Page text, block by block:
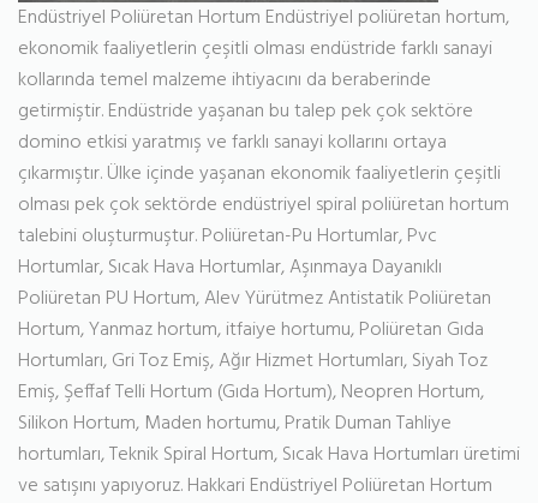
Endüstriyel Poliüretan Hortum Endüstriyel poliüretan hortum,
ekonomik faaliyetlerin çeşitli olması endüstride farklı sanayi
kollarında temel malzeme ihtiyacını da beraberinde
getirmiştir. Endüstride yaşanan bu talep pek çok sektöre
domino etkisi yaratmış ve farklı sanayi kollarını ortaya
çıkarmıştır. Ülke içinde yaşanan ekonomik faaliyetlerin çeşitli
olması pek çok sektörde endüstriyel spiral poliüretan hortum
talebini oluşturmuştur. Poliüretan-Pu Hortumlar, Pvc
Hortumlar, Sıcak Hava Hortumlar, Aşınmaya Dayanıklı
Poliüretan PU Hortum, Alev Yürütmez Antistatik Poliüretan
Hortum, Yanmaz hortum, itfaiye hortumu, Poliüretan Gıda
Hortumları, Gri Toz Emiş, Ağır Hizmet Hortumları, Siyah Toz
Emiş, Şeffaf Telli Hortum (Gıda Hortum), Neopren Hortum,
Silikon Hortum, Maden hortumu, Pratik Duman Tahliye
hortumları, Teknik Spiral Hortum, Sıcak Hava Hortumları üretimi
ve satışını yapıyoruz. Hakkari Endüstriyel Poliüretan Hortum